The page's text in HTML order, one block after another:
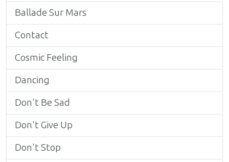
Ballade Sur Mars
Contact
Cosmic Feeling
Dancing
Don't Be Sad
Don't Give Up
Don't Stop